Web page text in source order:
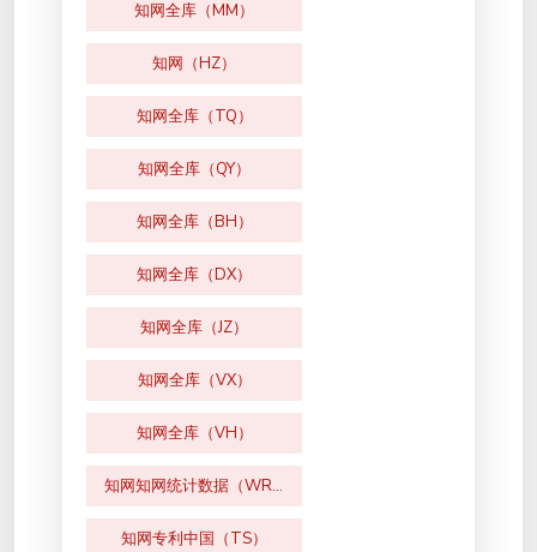
知网全库（MM）
知网（HZ）
知网全库（TQ）
知网全库（QY）
知网全库（BH）
知网全库（DX）
知网全库（JZ）
知网全库（VX）
知网全库（VH）
知网知网统计数据（WR）
知网专利中国（TS）